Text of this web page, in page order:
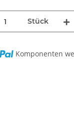
Stück
Komponenten